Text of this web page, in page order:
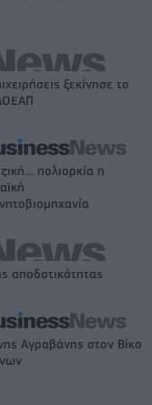
ξεκίνησε το
πολιορκία η
αποδοτικότητας
Αγραβάνης στον Βίκο